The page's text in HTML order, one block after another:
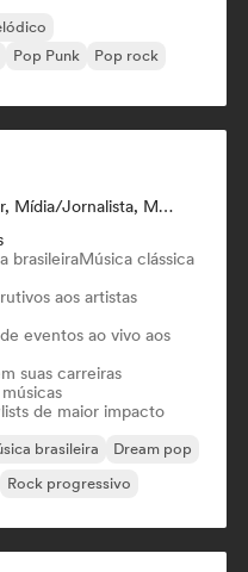
Pop Punk
Pop rock
Booker, Selo, Manager, Mídia/Jornalista, Mentor, Playlist
brasileiraMúsica clássica
aos artistas
eventos ao vivo aos
suas carreiras
de maior impacto
brasileira
Dream pop
Rock progressivo